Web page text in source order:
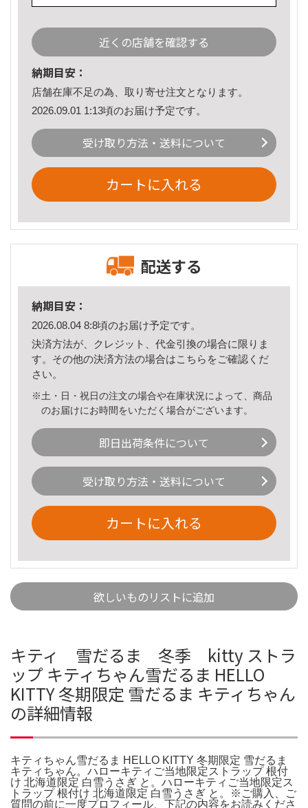
近くの店舗を確認する
納期目安：
店舗在庫不足の為、取り寄せ注文となります。
2026.09.01 1:13頃のお届け予定です。
受け取り方法・送料について
カートに入れる
配送する
納期目安：
2026.08.04 8:8頃のお届け予定です。
決済方法が、クレジット、代金引換の場合に限りま
す。その他の決済方法の場合はこちら をご確認くだ
さい。
※土・日・祝日の注文の場合や在庫状況によって、商品
のお届けにお時間をいただく場合がございます。
即日出荷条件について
受け取り方法・送料について
カートに入れる
欲しいものリストに追加
キティ 雪だるま 冬季 kitty ストラ
ップ キティちゃん雪だるま HELLO
KITTY 冬期限定 雪だるま キティちゃん
の詳細情報
キティちゃん雪だるま HELLO KITTY 冬期限定 雪だるま
キティちゃん。ハローキティご当地限定ストラップ 根付
け 北海道限定 白雪うさぎ と。ハローキティご当地限定ス
トラップ 根付け 北海道限定 白雪うさぎ と。※ご購入、ご
質問の前に一度プロフィール、下記の内容をお読みくださ